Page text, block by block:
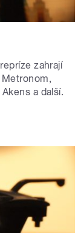
zahrají
a další.